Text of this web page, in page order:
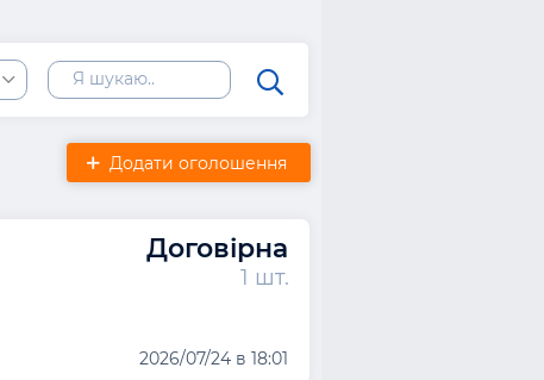
Додати оголошення
Договірна
1 шт.
2026/07/24 в 18:01